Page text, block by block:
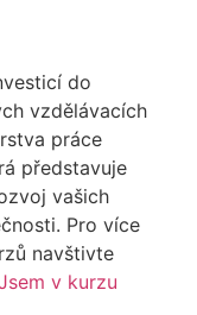
do
vzdělávacích
práce
představuje
vašich
Pro více
navštivte
v kurzu